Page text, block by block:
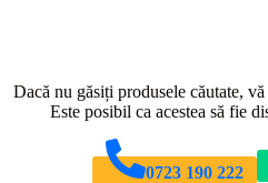
Dacă nu găsiți produsele căutate,
Este posibil ca acestea să fie
0723 190 222